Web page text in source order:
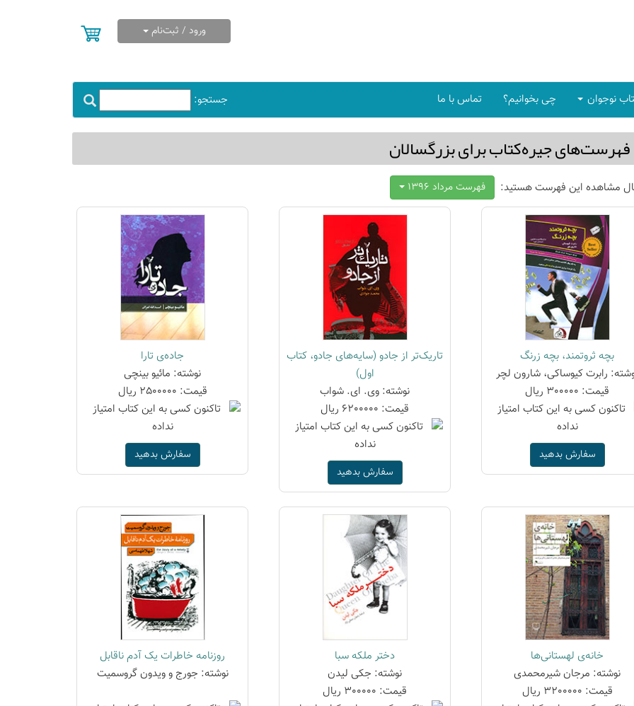
ورود / ثبت‌نام
جستجو: نوجوان چی بخوانیم؟ تماس با ما
فهرست‌های جیره‌كتاب برای بزرگسالان
مشاهده این فهرست هستید: فهرست مرداد 1396
بچه ثروتمند، بچه زرنگ
رابرت کیوساکی، شارون لچر
قیمت: 300000 ریال
سفارش بدهید
تاریک‌تر از جادو (سایه‌های جادو، کتاب
اول)
نوشته: وی. ای. شواب
قیمت: 6200000 ریال
سفارش بدهید
جاده‌ی تارا
نوشته: مائیو بینچی
قیمت: 2500000 ریال
سفارش بدهید
خانه‌ی لهستانی‌ها
نوشته: مرجان شیرمحمدی
قیمت: 3200000 ریال
دختر ملکه سبا
نوشته: جکی لیدن
قیمت: 300000 ریال
روزنامه خاطرات یک آدم ناقابل
نوشته: جورج و ویدون گروسمیت